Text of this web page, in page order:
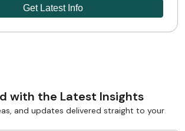
with the Latest Insights
and updates delivered straight to your